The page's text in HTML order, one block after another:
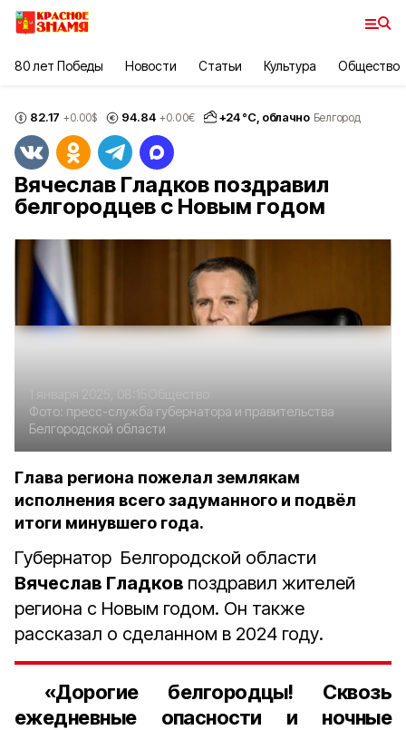
80 лет Победы Новости Статьи Культура Общество
82.17 +0.00$ 94.84 +0.00€ +24°С, облачно Белгород
Вячеслав Гладков поздравил
белгородцев с Новым годом
Фото: пресс-служба губернатора и правительства
Белгородской области
Глава региона пожелал землякам
исполнения всего задуманного и подвёл
итоги минувшего года.
Губернатор Белгородской области
Вячеслав Гладков поздравил жителей
региона с Новым годом. Он также
рассказал о сделанном в 2024 году.
«Дорогие белгородцы! Сквозь
ежедневные опасности и ночные